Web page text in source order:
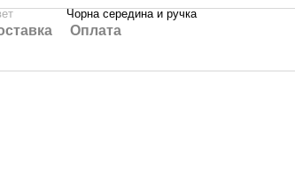
Чорна середина и ручка
Оплата